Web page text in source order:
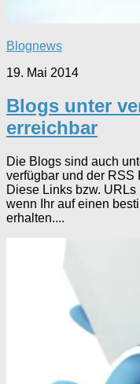
Blognews
19. Mai 2014
Blogs unter
erreichbar
Die Blogs sind auch
verfügbar und der RSS
Diese Links bzw.
wenn Ihr auf einen
erhalten....